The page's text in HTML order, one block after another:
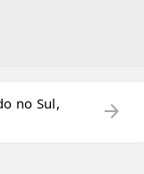
no Sul,
arrow_forward